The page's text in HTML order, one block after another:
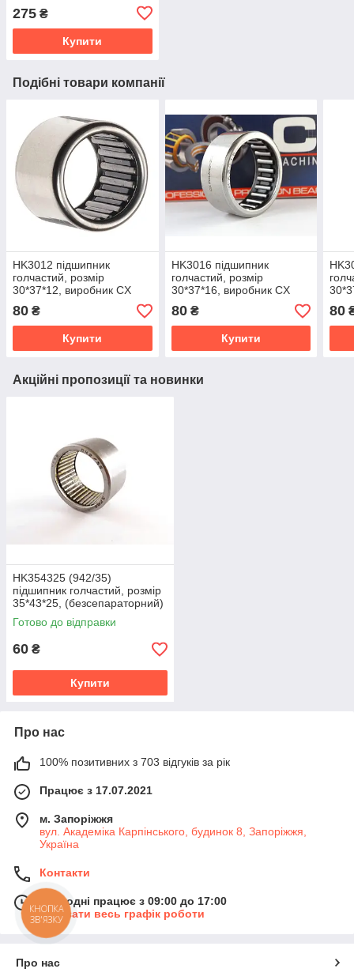
275 ₴
Купити
Подібні товари компанії
HK3012 підшипник
голчастий, розмір
30*37*12, виробник CX
Польща
80 ₴
Купити
HK3016 підшипник
голчастий, розмір
30*37*16, виробник CX
Польща
80₴
Купити
80
Акційні пропозиції та новинки
HK354325 (942/35)
підшипник голчастий, розмір
35*43*25, (безсепараторний)
ГОСТ
Готово до відправки
60 ₴
Купити
Про нас
100% позитивних з 703 відгуків за рік
Працює з 17.07.2021
м. Запоріжжя
вул. Академіка Карпінського, будинок 8, Запоріжжя,
Україна
Контакти
Сьогодні працює з 09:00 до 17:00
Показати весь графік роботи
Про нас
КНОПКА
ЗВ'ЯЗКУ